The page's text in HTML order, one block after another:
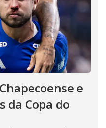
e
da Copa do